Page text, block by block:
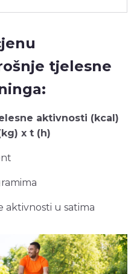
tjelesne
aktivnosti (kcal)
x t (h)
aktivnosti u satima